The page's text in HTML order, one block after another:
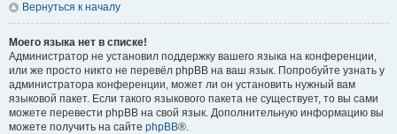
Вернуться к началу
Моего языка нет в списке!
Администратор не установил поддержку вашего языка на конференции,
или же просто никто не перевёл phpBB на ваш язык. Попробуйте узнать у
администратора конференции, может ли он установить нужный вам
языковой пакет. Если такого языкового пакета не существует, то вы сами
можете перевести phpBB на свой язык. Дополнительную информацию вы
можете получить на сайте phpBB®.